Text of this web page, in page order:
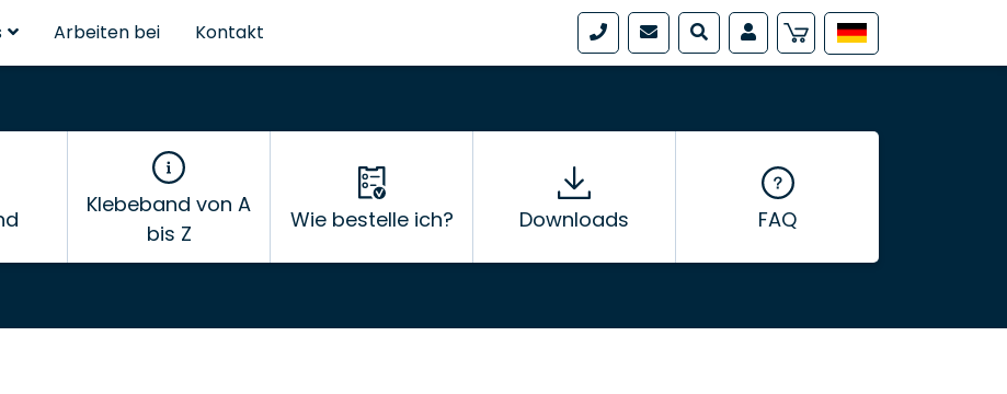
Arbeiten bei Kontakt
Klebeband von A
bis Z
Wie bestelle ich? Downloads FAQ